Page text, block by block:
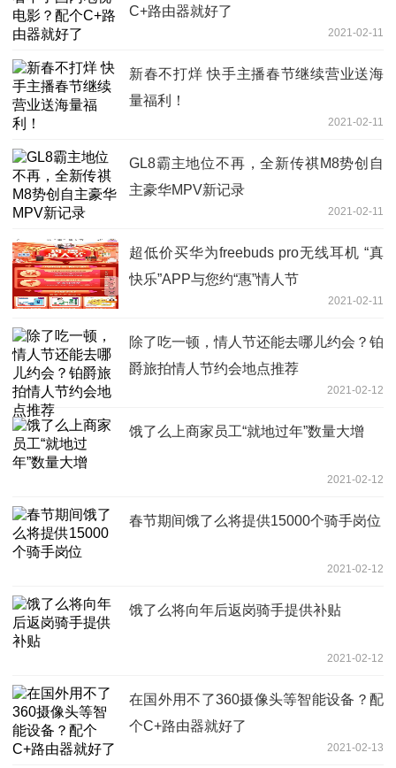
C+路由器就好了
2021-02-11
新春不打烊 快手主播春节继续营业送海
量福利！
2021-02-11
GL8霸主地位不再，全新传祺M8势创自
主豪华MPV新记录
2021-02-11
超低价买华为freebuds pro无线耳机 “真
快乐”APP与您约“惠”情人节
2021-02-11
除了吃一顿，情人节还能去哪儿约会？铂
爵旅拍情人节约会地点推荐
2021-02-12
饿了么上商家员工“就地过年”数量大增
2021-02-12
春节期间饿了么将提供15000个骑手岗位
2021-02-12
饿了么将向年后返岗骑手提供补贴
2021-02-12
在国外用不了360摄像头等智能设备？配
个C+路由器就好了
2021-02-13